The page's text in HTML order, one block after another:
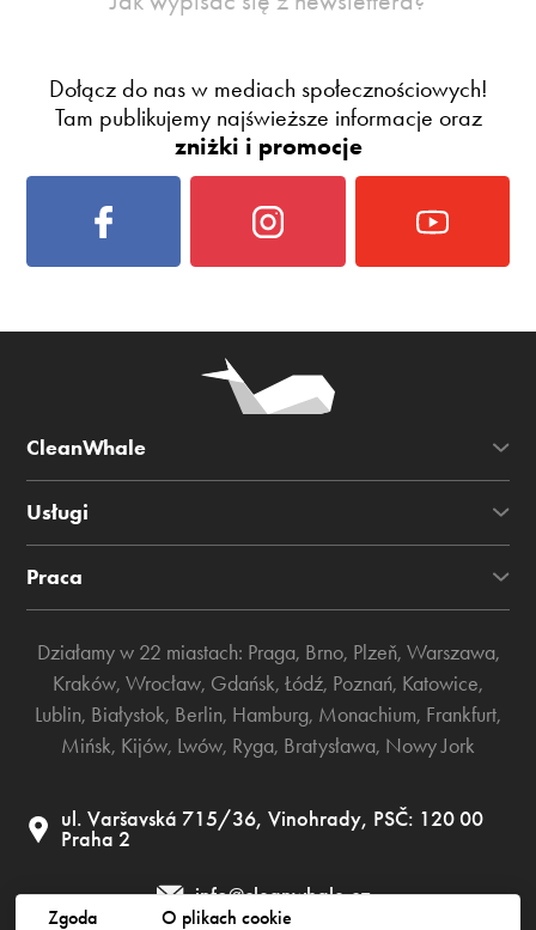
Zgoda O plikach cookie
Dołącz do nas w mediach społecznościowych!
Tam publikujemy najświeższe informacje oraz
zniżki i promocje
CleanWhale
Usługi
Praca
Działamy w 22 miastach: Praga, Brno, Plzeň, Warszawa,
Kraków, Wrocław, Gdańsk, Łódź, Poznań, Katowice,
Lublin, Białystok, Berlin, Hamburg, Monachium, Frankfurt,
Mińsk, Kijów, Lwów, Ryga, Bratysława, Nowy Jork
ul. Varšavská 715/36, Vinohrady, PSČ: 120 00
Praha 2
info@cleanwhale.cz